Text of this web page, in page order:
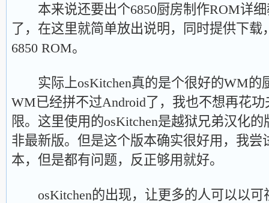
本来说还要出个6850厨房制作ROM详细
了，在这里就简单放出说明，同时提供下载
6850 ROM。
实际上osKitchen真的是个很好的WM的
WM已经拼不过Android了，我也不想再花
限。这里使用的osKitchen是越狱兄弟汉化
非最新版。但是这个版本确实很好用，我尝
本，但是都有问题，反正够用就好。
osKitchen的出现，让更多的人可以以可